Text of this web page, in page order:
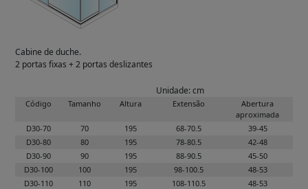
Cabine de duche.
2 portas fixas + 2 portas deslizantes
Unidade: cm
Código Tamanho Altura Extensão
Abertura
aproximada
D30-70
70 195 68-70.5
39-45
D30-80
80 195 78-80.5
42-48
D30-90
90 195 88-90.5
45-50
D30-100
100 195 98-100.5
48-53
D30-110
110 195 108-110.5
48-53